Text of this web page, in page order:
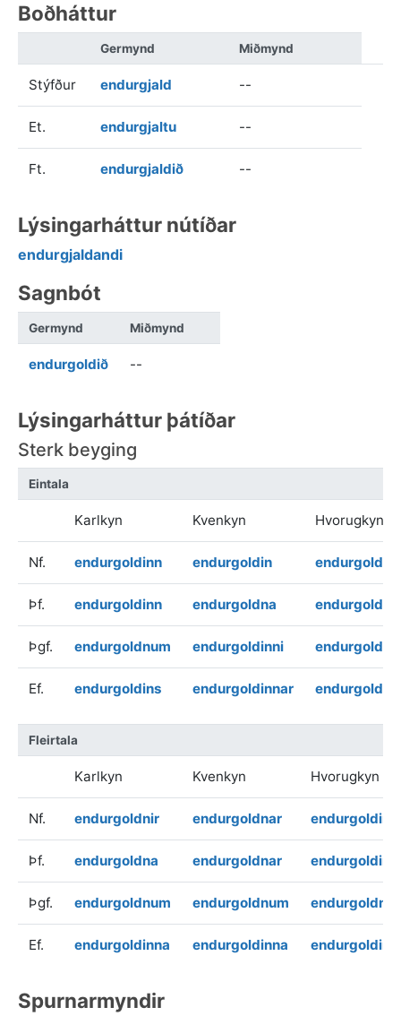
Boðháttur
Germynd Miðmynd
Stýfður endurgjald --
Et. endurgjaltu --
Ft. endurgjaldið --
Lýsingarháttur nútíðar
endurgjaldandi
Sagnbót
Germynd Miðmynd
endurgoldið --
Lýsingarháttur þátíðar
Sterk beyging
Eintala
Karlkyn Kvenkyn Hvorugkyn
Nf. endurgoldinn endurgoldin endurgoldið
Þf. endurgoldinn endurgoldna endurgoldið
Þgf. endurgoldnum endurgoldinni endurgoldnu
Ef. endurgoldins endurgoldinnar
Fleirtala
Karlkyn Kvenkyn Hvorugkyn
Nf. endurgoldnir endurgoldnar endurgoldin
Þf. endurgoldna endurgoldnar endurgoldin
Þgf. endurgoldnum endurgoldnum
Ef. endurgoldinna endurgoldinna
Spurnarmyndir